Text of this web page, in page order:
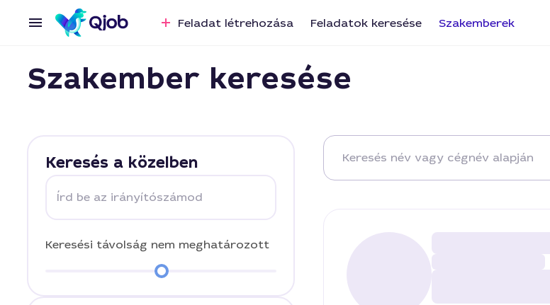
Feladat létrehozása Feladatok keresése Szakemberek
Szakember keresése
Keresés a közelben
Írd be az irányítószámod
Keresési távolság nem meghatározott